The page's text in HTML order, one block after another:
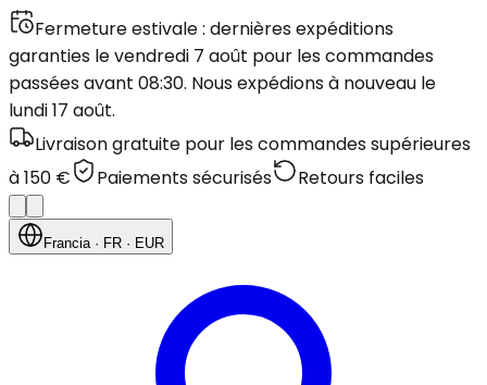
Fermeture estivale : dernières expéditions
garanties le vendredi 7 août pour les commandes
passées avant 08:30. Nous expédions à nouveau le
lundi 17 août.
Livraison gratuite pour les commandes supérieures
à 150 €
Paiements sécurisés Retours faciles
Francia· FR · EUR